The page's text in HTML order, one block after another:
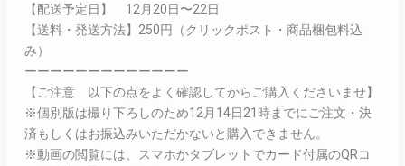
【配送予定日】 12月20日〜22日
【送料・発送方法】250円（クリックポスト・商品梱包料込
み）
ーーーーーーーーーーーーー
【ご注意 以下の点をよく確認してからご購入くださいませ】
※個別版は撮り下ろしのため12月14日21時までにご注文・決
済もしくはお振込みいただかないと購入できません。
※動画の閲覧には、スマホかタブレットでカード付属のQRコ